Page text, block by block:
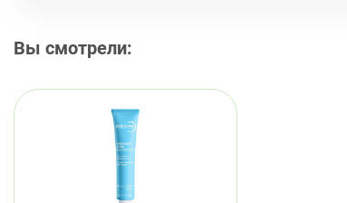
Вы смотрели: